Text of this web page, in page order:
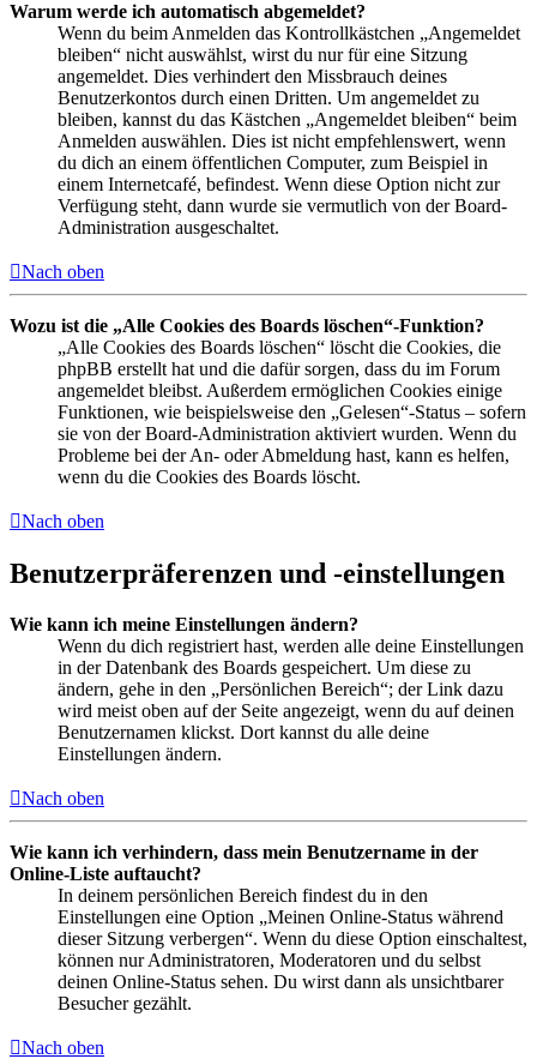
Warum werde ich automatisch abgemeldet?
Wenn du beim Anmelden das Kontrollkästchen „Angemeldet
bleiben“ nicht auswählst, wirst du nur für eine Sitzung
angemeldet. Dies verhindert den Missbrauch deines
Benutzerkontos durch einen Dritten. Um angemeldet zu
bleiben, kannst du das Kästchen „Angemeldet bleiben“ beim
Anmelden auswählen. Dies ist nicht empfehlenswert, wenn
du dich an einem öffentlichen Computer, zum Beispiel in
einem Internetcafé, befindest. Wenn diese Option nicht zur
Verfügung steht, dann wurde sie vermutlich von der Board-
Administration ausgeschaltet.
Nach oben
Wozu ist die „Alle Cookies des Boards löschen“-Funktion?
„Alle Cookies des Boards löschen“ löscht die Cookies, die
phpBB erstellt hat und die dafür sorgen, dass du im Forum
angemeldet bleibst. Außerdem ermöglichen Cookies einige
Funktionen, wie beispielsweise den „Gelesen“-Status – sofern
sie von der Board-Administration aktiviert wurden. Wenn du
Probleme bei der An- oder Abmeldung hast, kann es helfen,
wenn du die Cookies des Boards löscht.
Nach oben
Benutzerpräferenzen und -einstellungen
Wie kann ich meine Einstellungen ändern?
Wenn du dich registriert hast, werden alle deine Einstellungen
in der Datenbank des Boards gespeichert. Um diese zu
ändern, gehe in den „Persönlichen Bereich“; der Link dazu
wird meist oben auf der Seite angezeigt, wenn du auf deinen
Benutzernamen klickst. Dort kannst du alle deine
Einstellungen ändern.
Nach oben
Wie kann ich verhindern, dass mein Benutzername in der
Online-Liste auftaucht?
In deinem persönlichen Bereich findest du in den
Einstellungen eine Option „Meinen Online-Status während
dieser Sitzung verbergen“. Wenn du diese Option einschaltest,
können nur Administratoren, Moderatoren und du selbst
deinen Online-Status sehen. Du wirst dann als unsichtbarer
Besucher gezählt.
Nach oben